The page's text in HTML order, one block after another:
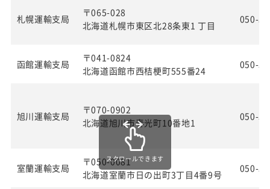
札幌運輸支局
〒065-028
北海道札幌市東区北28条東1 丁目
050-
函館運輸支局
〒041-0824
北海道函館市西桔梗町555番24
050-
旭川運輸支局
〒070-0902
北海道旭川市春光町10番地1
050-
室蘭運輸支局
〒050-0081
北海道室蘭市日の出町3丁目4番9号
050-
スクロールできます